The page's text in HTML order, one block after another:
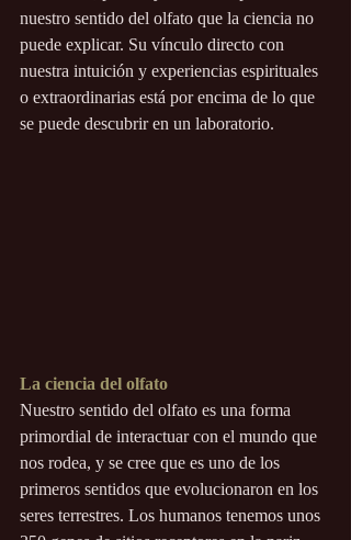
nuestro sentido del olfato que la ciencia no
puede explicar. Su vínculo directo con
nuestra intuición y experiencias espirituales
o extraordinarias está por encima de lo que
se puede descubrir en un laboratorio.
La ciencia del olfato
Nuestro sentido del olfato es una forma
primordial de interactuar con el mundo que
nos rodea, y se cree que es uno de los
primeros sentidos que evolucionaron en los
seres terrestres. Los humanos tenemos unos